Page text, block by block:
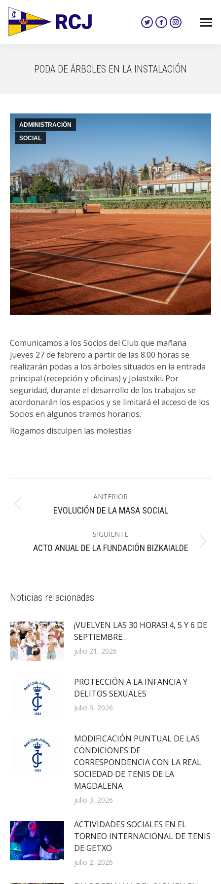
Twitter
in
new
Facebook
in
new
Instagram
in
new
PODA DE ÁRBOLES EN LA INSTALACIÓN
ADMINISTRACIÓN
SOCIAL
Comunicamos a los Socios del Club que mañana
jueves 27 de febrero a partir de las 8.00 horas se
realizarán podas a los árboles situados en la entrada
principal (recepción y oficinas) y Jolastxiki. Por
seguridad, durante el desarrollo de los trabajos se
acordonarán los espacios y se limitará el acceso de los
Socios en algunos tramos horarios.
Rogamos disculpen las molestias
entre
ANTERIOR
Publicación
EVOLUCIÓN DE LA MASA SOCIAL
SIGUIENTE
Publicación
ACTO ANUAL DE LA FUNDACIÓN BIZKAIALDE
Noticias relacionadas
¡VUELVEN LAS 30 HORAS! 4, 5 Y 6 DE
SEPTIEMBRE…
julio 21, 2026
PROTECCIÓN A LA INFANCIA Y
DELITOS SEXUALES
julio 5, 2026
MODIFICACIÓN PUNTUAL DE LAS
CONDICIONES DE
CORRESPONDENCIA CON LA REAL
SOCIEDAD DE TENIS DE LA
MAGDALENA
julio 3, 2026
ACTIVIDADES SOCIALES EN EL
TORNEO INTERNACIONAL DE TENIS
DE GETXO
julio 2, 2026